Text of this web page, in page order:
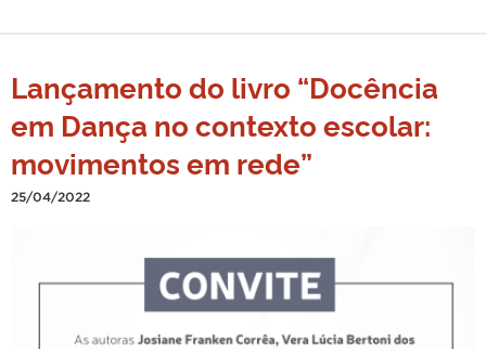
Lançamento do livro “Docência
em Dança no contexto escolar:
movimentos em rede”
25/04/2022